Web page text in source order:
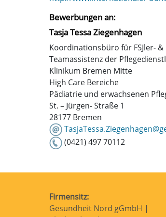
Bewerbungen an:
Tasja Tessa Ziegenhagen
Koordinationsbüro für FSJler-
Teamassistenz der
Klinikum Bremen Mitte
High
Pädiatrie und erwachsenen
St. – Jürgen- Straße 1
28177 Bremen
(0421) 497 70112
Firmensitz:
Gesundheit Nord gGmbH |